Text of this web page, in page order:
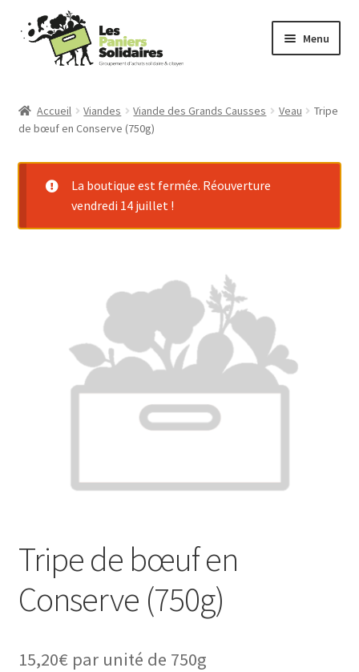
Aller
Aller
contenu
Menu
Producteurs
Connexion
Accueil Viandes Viande des Grands Causses Veau
Tripe
de bœuf en Conserve (750g)
La boutique est fermée. Réouverture
vendredi 14 juillet !
Tripe de bœuf en
Conserve (750g)
15,20€ par unité de 750g